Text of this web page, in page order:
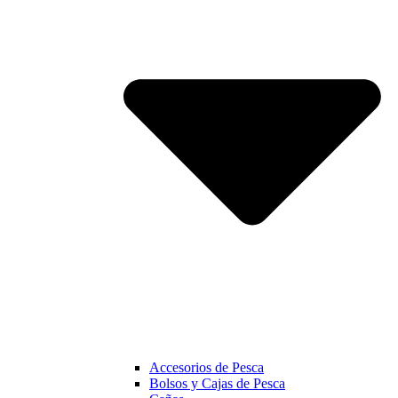
Accesorios de Pesca
Bolsos y Cajas de Pesca